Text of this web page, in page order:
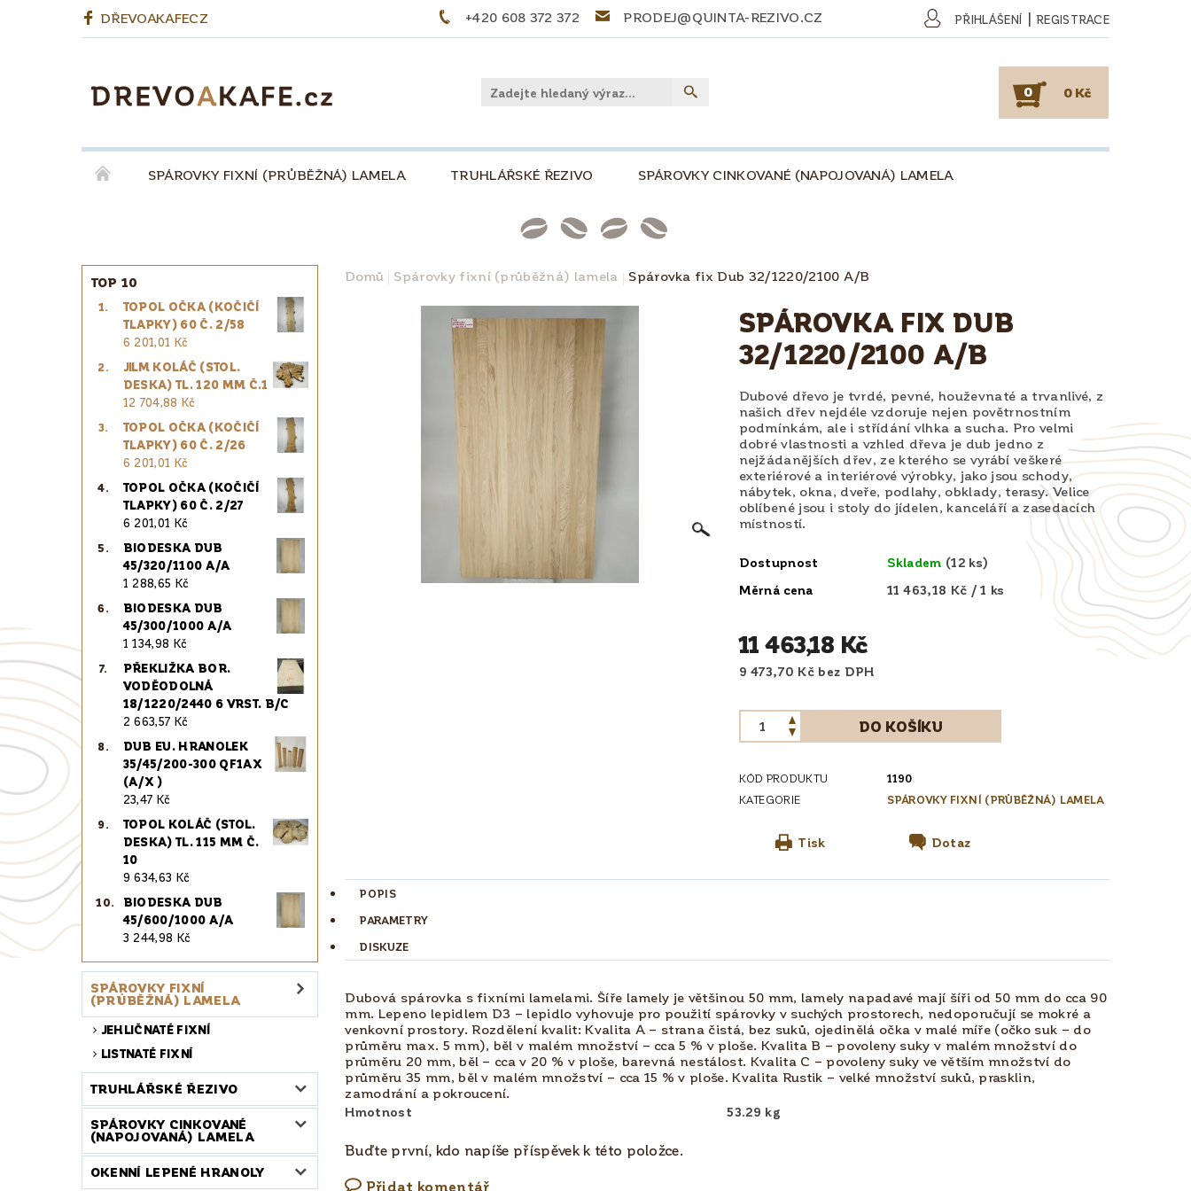
DŘEVOAKAFECZ +420 608 372 372 PRODEJ@QUINTA-REZIVO.CZ PŘIHLÁŠENÍ | REGISTRACE
0 0 Kč
SPÁROVKY FIXNÍ (PRŮBĚŽNÁ) LAMELA TRUHLÁŘSKÉ ŘEZIVO SPÁROVKY CINKOVANÉ (NAPOJOVANÁ) LAMELA
PALIVOVÉ DŘEVO
KÁVA QUINTA ŘEZIVO ESPRESSO 100% - ZRNKOVÁ, 500 SLOVNÍČEK POJMŮ
PRO ŘEMESLNÍKY PRO DESIGNÉRY KONTAKT OBCHODNÍ PODMÍNKY
TOP 10
TOPOL OČKA (KOČIČÍ
TLAPKY) 60 Č. 2/58
6 201,01 Kč
JILM KOLÁČ (STOL.
DESKA) TL. 120 MM Č.1
12 704,88 Kč
TOPOL OČKA (KOČIČÍ
TLAPKY) 60 Č. 2/26
6 201,01 Kč
TOPOL OČKA (KOČIČÍ
TLAPKY) 60 Č. 2/27
6 201,01 Kč
BIODESKA DUB
45/320/1100 A/A
1 288,65 Kč
BIODESKA DUB
45/300/1000 A/A
1 134,98 Kč
PŘEKLIŽKA BOR.
VODĚODOLNÁ
18/1220/2440 6 VRST. B/C
2 663,57 Kč
DUB EU. HRANOLEK
35/45/200-300 QF1AX
(A/X )
23,47 Kč
TOPOL KOLÁČ (STOL.
DESKA) TL. 115 MM Č.
10
9 634,63 Kč
BIODESKA DUB
45/600/1000 A/A
3 244,98 Kč
SPÁROVKY FIXNÍ
(PRŮBĚŽNÁ) LAMELA
JEHLIČNATÉ FIXNÍ
LISTNATÉ FIXNÍ
TRUHLÁŘSKÉ ŘEZIVO
SPÁROVKY CINKOVANÉ
(NAPOJOVANÁ) LAMELA
OKENNÍ LEPENÉ HRANOLY
Domů Spárovky fixní (průběžná) lamela Spárovka fix Dub 32/1220/2100 A/B
SPÁROVKA FIX DUB
32/1220/2100 A/B
Dubové dřevo je tvrdé, pevné, houževnaté a trvanlivé, z
našich dřev nejdéle vzdoruje nejen povětrnostním
podmínkám, ale i střídání vlhka a sucha. Pro velmi
dobré vlastnosti a vzhled dřeva je dub jedno z
nejžádanějších dřev, ze kterého se vyrábí veškeré
exteriérové a interiérové výrobky, jako jsou schody,
nábytek, okna, dveře, podlahy, obklady, terasy. Velice
oblíbené jsou i stoly do jídelen, kanceláří a zasedacích
místností.
Dostupnost Skladem (12 ks)
Měrná cena
11 463,18 Kč / 1 ks
11 463,18 Kč
9 473,70 Kč bez DPH
KÓD PRODUKTU
1190
KATEGORIE
SPÁROVKY FIXNÍ (PRŮBĚŽNÁ) LAMELA
Tisk Dotaz
POPIS
PARAMETRY
DISKUZE
Dubová spárovka s fixními lamelami. Šíře lamely je většinou 50 mm, lamely napadavé mají šíři od 50 mm do cca 90
mm. Lepeno lepidlem D3 – lepidlo vyhovuje pro použití spárovky v suchých prostorech, nedoporučují se mokré a
venkovní prostory. Rozdělení kvalit: Kvalita A – strana čistá, bez suků, ojedinělá očka v malé míře (očko suk – do
průměru max. 5 mm), běl v malém množství – cca 5 % v ploše. Kvalita B – povoleny suky v malém množství do
průměru 20 mm, běl – cca v 20 % v ploše, barevná nestálost. Kvalita C – povoleny suky ve větším množství do
průměru 35 mm, běl v malém množství – cca 15 % v ploše. Kvalita Rustik – velké množství suků, prasklin,
zamodrání a pokroucení.
Hmotnost 53.29 kg
Buďte první, kdo napíše příspěvek k této položce.
Přidat komentář